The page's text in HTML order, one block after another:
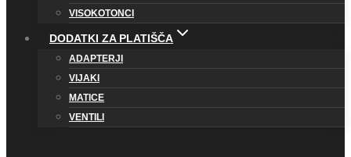
VISOKOTONCI
DODATKI ZA PLATIŠČA
ADAPTERJI
VIJAKI
MATICE
VENTILI